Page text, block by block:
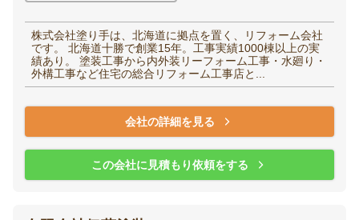
株式会社塗り手は、北海道に拠点を置く、リフォーム会社
です。 北海道十勝で創業15年。工事実績1000棟以上の実
績あり。 塗装工事から内外装リーフォーム工事・水廻り・
外構工事など住宅の総合リフォーム工事店と...
会社の詳細を見る
この会社に見積もり依頼をする